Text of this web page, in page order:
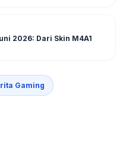
2026: Dari Skin M4A1
Gaming